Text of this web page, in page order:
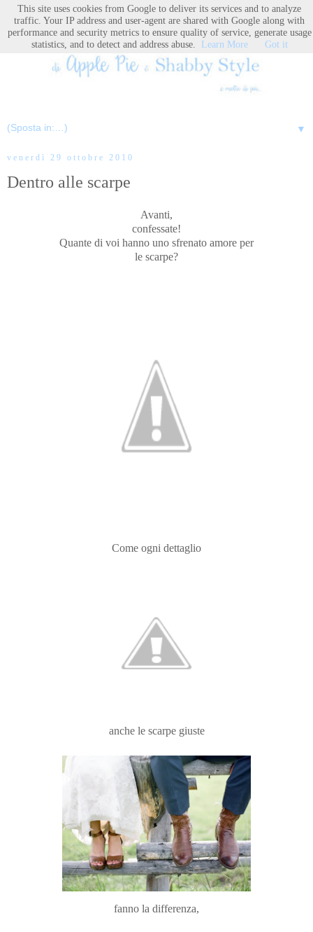
▼
venerdì 29 ottobre 2010
Dentro alle scarpe
Avanti,
confessate!
Quante di voi hanno uno sfrenato amore per
le scarpe?
Come ogni dettaglio
anche le scarpe giuste
fanno la differenza,
This site uses cookies from Google to deliver its services and to analyze
traffic. Your IP address and user-agent are shared with Google along with
performance and security metrics to ensure quality of service, generate usage
statistics, and to detect and address abuse.
Learn More Got it